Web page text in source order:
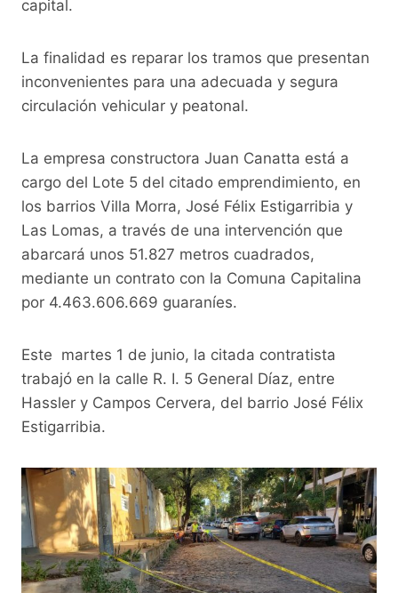
k
capital.
La finalidad es reparar los tramos que presentan
inconvenientes para una adecuada y segura
circulación vehicular y peatonal.
La empresa constructora Juan Canatta está a
cargo del Lote 5 del citado emprendimiento, en
los barrios Villa Morra, José Félix Estigarribia y
Las Lomas, a través de una intervención que
abarcará unos 51.827 metros cuadrados,
mediante un contrato con la Comuna Capitalina
por 4.463.606.669 guaraníes.
Este martes 1 de junio, la citada contratista
trabajó en la calle R. I. 5 General Díaz, entre
Hassler y Campos Cervera, del barrio José Félix
Estigarribia.